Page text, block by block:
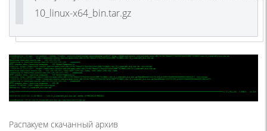
10_linux-x64_bin.tar.gz
Распакуем скачанный архив